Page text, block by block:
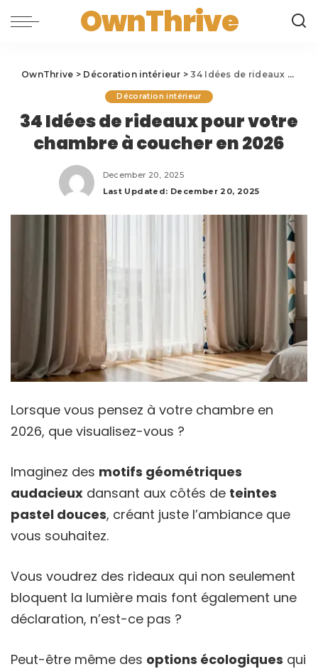
OwnThrive
OwnThrive > Décoration intérieur > 34 Idées de rideaux pour votre chambre à coucher en 2026
Décoration intérieur
34 Idées de rideaux pour votre
chambre à coucher en 2026
December 20, 2025
Last Updated: December 20, 2025
Lorsque vous pensez à votre chambre en
2026, que visualisez-vous ?
Imaginez des motifs géométriques
audacieux dansant aux côtés de teintes
pastel douces, créant juste l’ambiance que
vous souhaitez.
Vous voudrez des rideaux qui non seulement
bloquent la lumière mais font également une
déclaration, n’est-ce pas ?
Peut-être même des options écologiques qui